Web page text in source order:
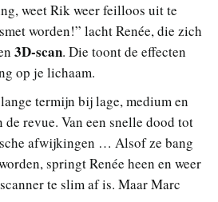
weet Rik weer feilloos uit te
worden!” lacht Renée, die zich
3D-scan. Die toont de effecten
op je lichaam.
termijn bij lage, medium en
de revue. Van een snelle dood tot
afwijkingen … Alsof ze bang
springt Renée heen en weer
te slim af is. Maar Marc